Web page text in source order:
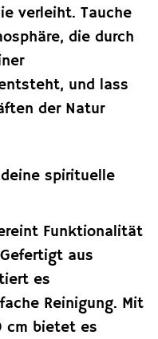
verleiht. Tauche
die durch
und lass
der Natur
spirituelle
Funktionalität
aus
es
Reinigung. Mit
cm bietet es